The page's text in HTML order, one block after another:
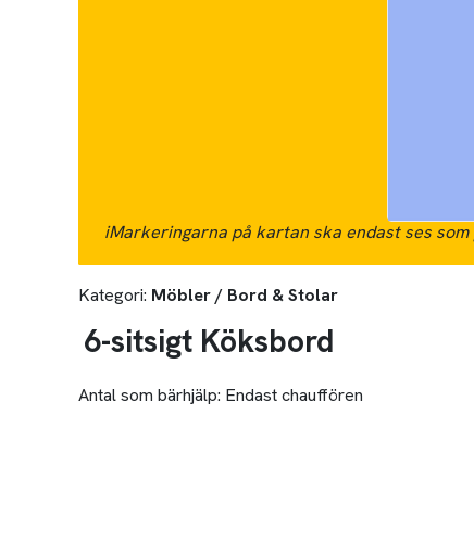
iMarkeringarna på kartan ska endast ses
Kategori: Möbler / Bord & Stolar
6-sitsigt Köksbord
Antal som bärhjälp: Endast chauffören